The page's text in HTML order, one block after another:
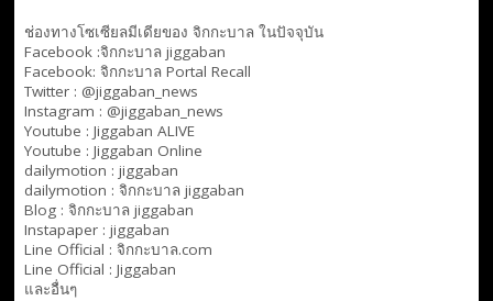
ช่องทางโซเซียลมีเดียของ จิกกะบาล ในปัจจุบัน
Facebook :จิกกะบาล jiggaban
Facebook: จิกกะบาล Portal Recall
Twitter : @jiggaban_news
Instagram : @jiggaban_news
Youtube : Jiggaban ALIVE
Youtube : Jiggaban Online
dailymotion : jiggaban
dailymotion : จิกกะบาล jiggaban
Blog : จิกกะบาล jiggaban
Instapaper : jiggaban
Line Official : จิกกะบาล.com
Line Official : Jiggaban
และอื่นๆ